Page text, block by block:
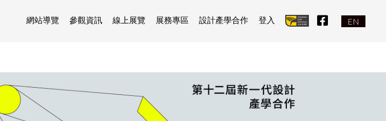
網站導覽 參觀資訊 線上展覽 展務專區 設計產學合作 登入 facebook icon
EN